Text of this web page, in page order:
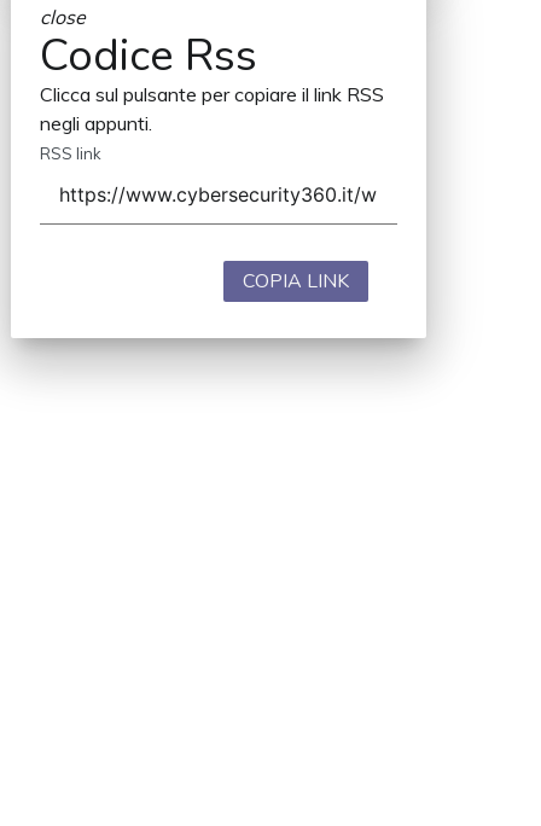
close
Codice Rss
Clicca sul pulsante per copiare il link RSS
negli appunti.
RSS link
COPIA LINK